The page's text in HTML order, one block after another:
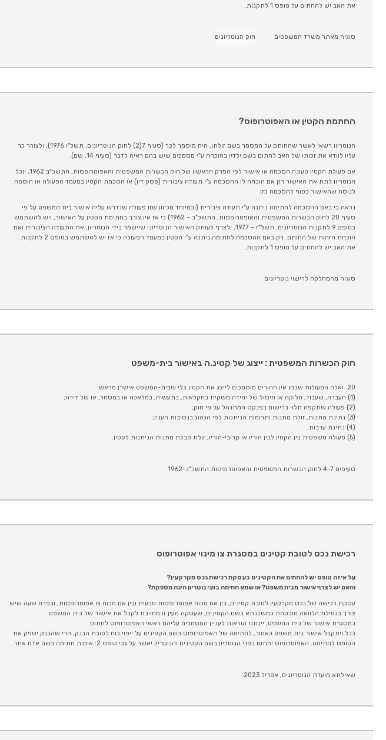
את האב יש להחתים על טופס 1 לתקנות.
סוגיה מאתר משרד המשפטים חוק הנוטריונים
החתמת הקטין או האפוטרופוס?
הנוטריון רשאי לאשר שהחותם על המסמך בשם זולתו, היה מוסמך לכך (סעיף 7(2) לחוק הנוטריונים, תשל"ו 1976), ולצורך כך
עליו לוודא את זכותו של האב לחתום בשם ילדיו בהוכחה ע"י מסמכים שיש בהם ראיה לדבר (סעיף 14, שם).
אם פעולת הקטין טעונה הסכמה או אישור לפי הפרק הראשון של חוק הכשרות המשפטית והאפוטרופסות, התשכ"ב 1962, יוכל
הנוטריון לתת את האישור רק אם הוכחה לו ההסכמה ע"י תעודה ציבורית (פסק דין) או הסכמת הקטין במעמד הפעולה או הוספה
לנוסח שהאישור כפוף להסכמה כזו.
נראה כי באם ההסכמה לחתימה ניתנה ע"י תעודה ציבורית (ובמיוחד מכיוון שזו פעולה שנדרש עליה אישור בית המשפט על פי
סעיף 20 לחוק הכשרות המשפטית והאופטרופסות, התשכ"ב – 1962) כי אז אין צורך בחתימת הקטין על האישור, ויש להשתמש
בטופס 9 לתקנות הנוטריונים, תשל"ז – 1977, ולצרף לעותק האישור הנוטריוני שיישמר בידי הנוטריון, את התעודה הציבורית ואת
הוכחת הזהות של החותם. רק באם ההסכמה לחתימה ניתנה ע"י הקטין במעמד הפעולה כי אז יש להשתמש בטופס 2 לתקנות.
את האב יש להחתים על טופס 1 לתקנות.
סוגיה מהמחלקה לרישוי נוטריונים
חוק הכשרות המשפטית : ייצוג של קטינ.ה באישור בית-משפט
20. ואלה הפעולות שבהן אין ההורים מוסמכים לייצג את הקטין בלי שבית-המשפט אישרן מראש:
(1) העברה, שעבוד, חלוקה או חיסול של יחידה משקית בחקלאות, בתעשיה, במלאכה או במסחר, או של דירה;
(2) פעולה שתקפה תלוי ברישום בפנקס המתנהל על פי חוק;
(3) נתינת מתנות, זולת מתנות ותרומות הניתנות לפי הנהוג בנסיבות הענין;
(4) נתינת ערבות;
(5) פעולה משפטית בין הקטין לבין הוריו או קרובי-הוריו, זולת קבלת מתנות הניתנות לקטין.
סעיפים 4-7 לחוק הכשרות המשפטית והאפוטרופסות התשכ"ב-1962
רכישת נכס לטובת קטינים במסגרת צו מינוי אפוטרופוס
על איזה טופס יש להחתים את הקטינים בעסקת רכישת נכס מקרקעין?
והאם יש לצרף אישור מבית משפט? או שמא חתימה בפני נוטריון הינה מספקת?
עסקת רכישה של נכס מקרקעין לטובת קטינים, בין אם מכוח אפוטרופסות טבעית ובין אם מכוח צו אפוטרופסות, ובפרט שעה שיש
צורך בנטילת הלוואה מובטחת במשכנתא בשם הקטינים, שעסקה מעין זו מחויבת לקבל את אישור של בית המשפט.
במסגרת אישור של בית המשפט, יינתנו הוראות לעניין המסמכים עליהם ראשי האפוטרופוס לחתום.
ככל ויתקבל אישור בית משפט כאמור, לחתימה של האפוטרופוס בשם הקטינים על ייפוי כוח לטובת הבנק, הרי שהבנק יספק את
הטופס לחתימה. האפוטרופוס יחתום בפני הנוטריון בשם הקטינים והנוטריון יאשר על גבי טופס 2: אימות חתימה בשם אדם אחר.
שאילתא מועדת הנוטריונים, אפריל 2023